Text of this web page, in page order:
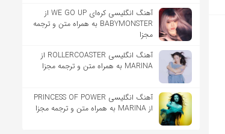
آهنگ انگلیسی کره‌ای WE GO UP از
BABYMONSTER به همراه متن و ترجمه
مجزا
آهنگ انگلیسی ROLLERCOASTER از
MARINA به همراه متن و ترجمه مجزا
آهنگ انگلیسی PRINCESS OF POWER
از MARINA به همراه متن و ترجمه مجزا